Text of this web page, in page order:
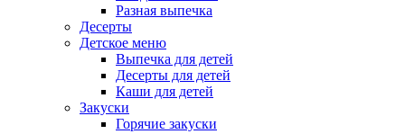
Разная выпечка
Десерты
Детское меню
Выпечка для детей
Десерты для детей
Каши для детей
Закуски
Горячие закуски